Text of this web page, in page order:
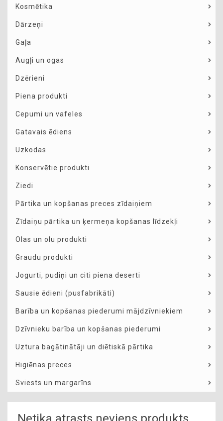
Kosmētika
Dārzeņi
Gaļa
Augļi un ogas
Dzērieni
Piena produkti
Cepumi un vafeles
Gatavais ēdiens
Uzkodas
Konservētie produkti
Ziedi
Pārtika un kopšanas preces zīdaiņiem
Zīdaiņu pārtika un ķermeņa kopšanas līdzekļi
Olas un olu produkti
Graudu produkti
Jogurti, pudiņi un citi piena deserti
Sausie ēdieni (pusfabrikāti)
Barība un kopšanas piederumi mājdzīvniekiem
Dzīvnieku barība un kopšanas piederumi
Uztura bagātinātāji un diētiskā pārtika
Higiēnas preces
Sviests un margarīns